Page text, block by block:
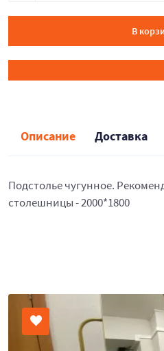
В
Описание Доставка
Подстолье чугунное.
столешницы - 2000*1800